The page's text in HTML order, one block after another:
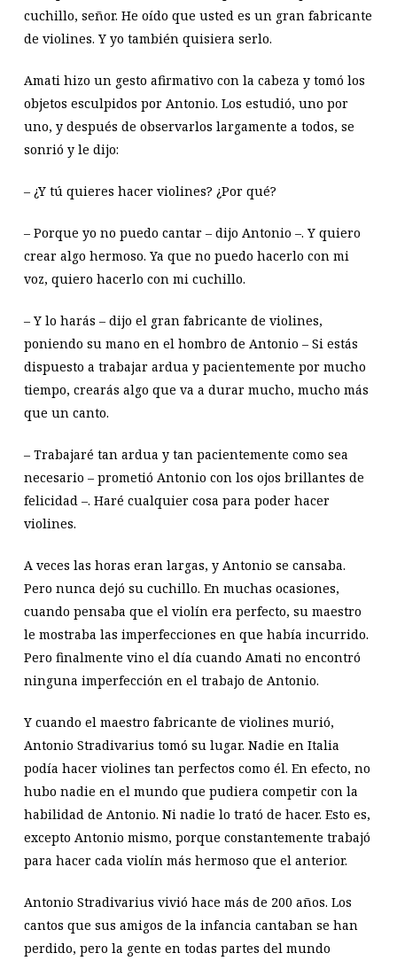
cuchillo, señor. He oído que usted es un gran fabricante
de violines. Y yo también quisiera serlo.
Amati hizo un gesto afirmativo con la cabeza y tomó los
objetos esculpidos por Antonio. Los estudió, uno por
uno, y después de observarlos largamente a todos, se
sonrió y le dijo:
– ¿Y tú quieres hacer violines? ¿Por qué?
– Porque yo no puedo cantar – dijo Antonio –. Y quiero
crear algo hermoso. Ya que no puedo hacerlo con mi
voz, quiero hacerlo con mi cuchillo.
– Y lo harás – dijo el gran fabricante de violines,
poniendo su mano en el hombro de Antonio – Si estás
dispuesto a trabajar ardua y pacientemente por mucho
tiempo, crearás algo que va a durar mucho, mucho más
que un canto.
– Trabajaré tan ardua y tan pacientemente como sea
necesario – prometió Antonio con los ojos brillantes de
felicidad –. Haré cualquier cosa para poder hacer
violines.
A veces las horas eran largas, y Antonio se cansaba.
Pero nunca dejó su cuchillo. En muchas ocasiones,
cuando pensaba que el violín era perfecto, su maestro
le mostraba las imperfecciones en que había incurrido.
Pero finalmente vino el día cuando Amati no encontró
ninguna imperfección en el trabajo de Antonio.
Y cuando el maestro fabricante de violines murió,
Antonio Stradivarius tomó su lugar. Nadie en Italia
podía hacer violines tan perfectos como él. En efecto, no
hubo nadie en el mundo que pudiera competir con la
habilidad de Antonio. Ni nadie lo trató de hacer. Esto es,
excepto Antonio mismo, porque constantemente trabajó
para hacer cada violín más hermoso que el anterior.
Antonio Stradivarius vivió hace más de 200 años. Los
cantos que sus amigos de la infancia cantaban se han
perdido, pero la gente en todas partes del mundo